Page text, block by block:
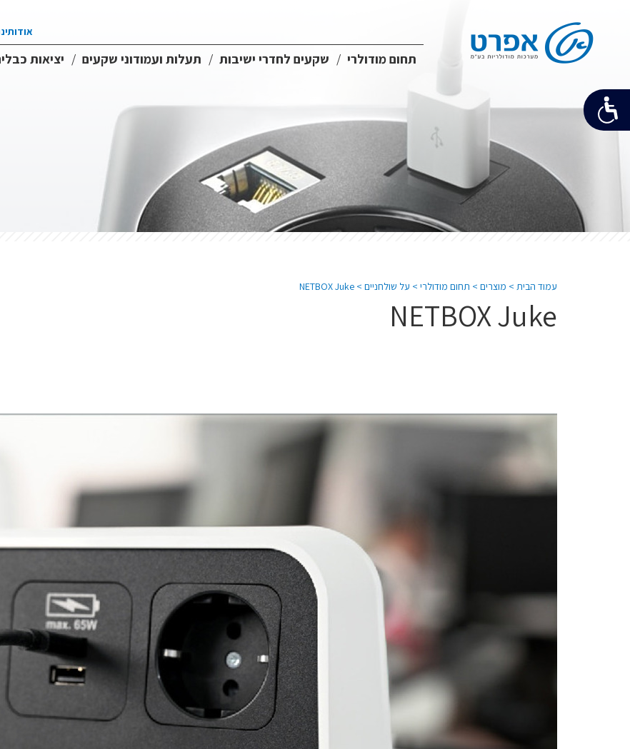
תחום מודולרי שקעים לחדרי ישיבות תעלות ועמודוני שקעים יציאות
עמוד הבית > מוצרים > תחום מודולרי > על שולחניים >
NETBOX Juke
NETBOX Juke